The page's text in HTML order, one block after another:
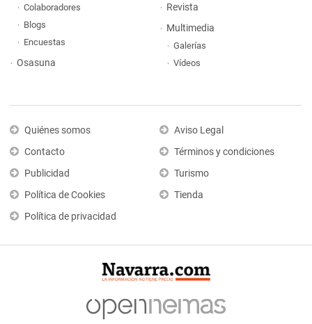
Colaboradores
Blogs
Encuestas
Osasuna
Revista
Multimedia
Galerías
Vídeos
Quiénes somos
Contacto
Publicidad
Política de Cookies
Política de privacidad
Aviso Legal
Términos y condiciones
Turismo
Tienda